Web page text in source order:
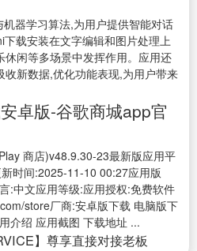
器学习算法,为用户提供智能对话
载安装在文字编辑和图片处理上
闲等多场景中发挥作用。应用还
新数据,优化功能表现,为用户带来
卓版-谷歌商城app官
商店)v48.9.30-23最新版应用平
时间:2025-11-10 00:27应用版
:中文应用等级:应用授权:免费软件
store厂商:安卓版下载 电脑版下
介绍 应用截图 下载地址 ...
】尊享直接对接老板